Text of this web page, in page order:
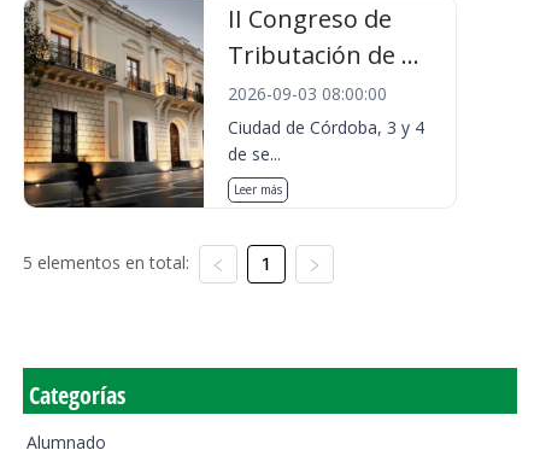
II Congreso de
Tributación de ...
2026-09-03 08:00:00
Ciudad de Córdoba, 3 y 4
de se...
Leer más
5 elementos en total: 1
Categorías
Alumnado